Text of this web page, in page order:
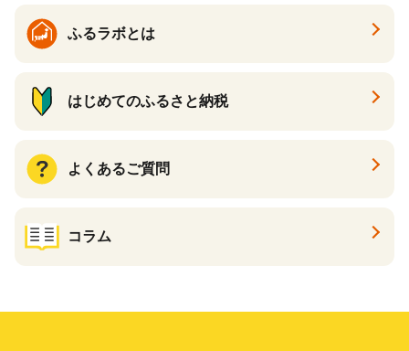
ふるラボとは
はじめてのふるさと納税
よくあるご質問
コラム